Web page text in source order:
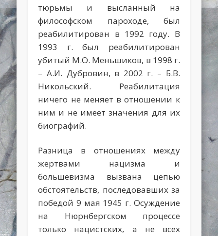
тюрьмы и высланный на
философском пароходе, был
реабилитирован в 1992 году. В
1993 г. был реабилитирован
убитый М.О. Меньшиков, в 1998 г.
– А.И. Дубровин, в 2002 г. – Б.В.
Никольский. Реабилитация
ничего не меняет в отношении к
ним и не имеет значения для их
биографий.
Разница в отношениях между
жертвами нацизма и
большевизма вызвана цепью
обстоятельств, последовавших за
победой 9 мая 1945 г. Осуждение
на Нюрнбергском процессе
только нацистских, а не всех